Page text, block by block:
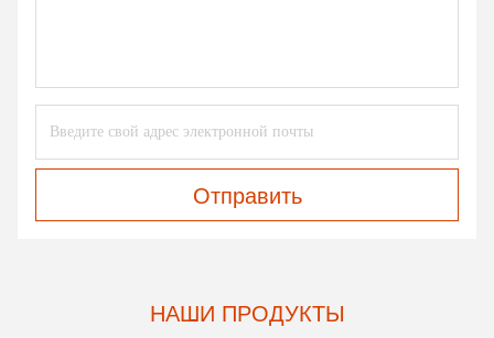
Отправить
НАШИ ПРОДУКТЫ